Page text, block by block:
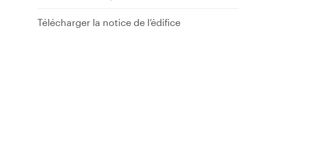
Télécharger la notice de l’édifice